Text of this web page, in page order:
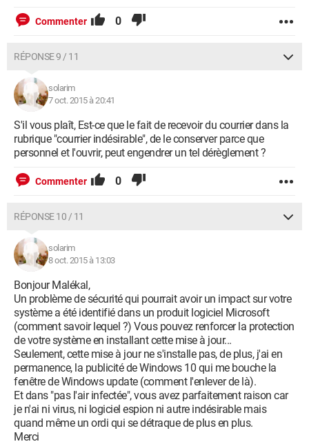
Commenter 0
RÉPONSE 9 / 11
solarim
7 oct. 2015 à 20:41
S'il vous plaît, Est-ce que le fait de recevoir du courrier dans la
rubrique "courrier indésirable", de le conserver parce que
personnel et l'ouvrir, peut engendrer un tel dérèglement ?
Commenter 0
RÉPONSE 10 / 11
solarim
8 oct. 2015 à 13:03
Bonjour Malékal,
Un problème de sécurité qui pourrait avoir un impact sur votre
système a été identifié dans un produit logiciel Microsoft
(comment savoir lequel ?) Vous pouvez renforcer la protection
de votre système en installant cette mise à jour...
Seulement, cette mise à jour ne s'installe pas, de plus, j'ai en
permanence, la publicité de Windows 10 qui me bouche la
fenêtre de Windows update (comment l'enlever de là).
Et dans "pas l'air infectée", vous avez parfaitement raison car
je n'ai ni virus, ni logiciel espion ni autre indésirable mais
quand même un ordi qui se détraque de plus en plus.
Merci